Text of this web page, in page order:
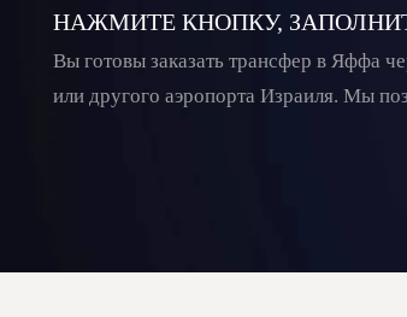
НАЖМИТЕ КНОПКУ,
Вы готовы заказать трансфер в Яффа
или другого аэропорта Израиля. Мы